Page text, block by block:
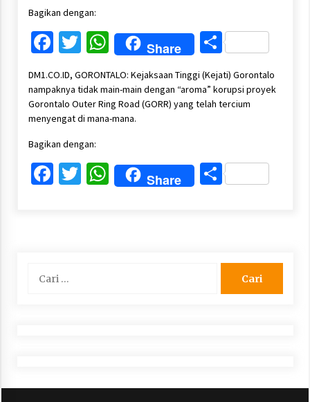
Bagikan dengan:
Facebook
Twitter
WhatsApp
Share Share
DM1.CO.ID, GORONTALO: Kejaksaan Tinggi (Kejati) Gorontalo
nampaknya tidak main-main dengan “aroma” korupsi proyek
Gorontalo Outer Ring Road (GORR) yang telah tercium
menyengat di mana-mana.
Bagikan dengan:
Facebook
Twitter
WhatsApp
Share Share
untuk: